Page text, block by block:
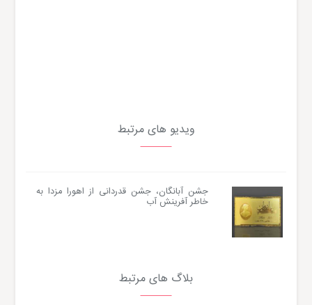
ویدیو های مرتبط
جشن آبانگان، جشن قدردانی از اهورا مزدا به
خاطر آفرینش آب
بلاگ های مرتبط